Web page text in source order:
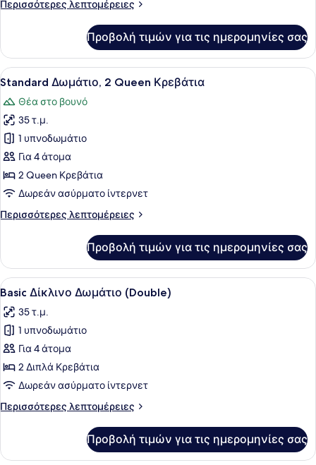
Κρεβάτι
Περισσότερες λεπτομέρειες
Περισσότερες
Δωμάτιο,
King
Προβολή τιμών για τις ημερομηνίες σας
Προβολή
όλων
των
φωτογραφιών
για
Standard
Δωμάτιο,
2
Queen
Κρεβάτια
Ένα δωμάτιο ξενοδοχείου με δύο
34
Standard Δωμάτιο, 2 Queen Κρεβάτια
Θέα στο βουνό
35 τ.μ.
1 υπνοδωμάτιο
Για 4 άτομα
2 Queen Κρεβάτια
Δωρεάν ασύρματο ίντερνετ
Περισσότερες λεπτομέρειες
Περισσότερες
Δωμάτιο,
Queen
Προβολή τιμών για τις ημερομηνίες σας
Προβολή
όλων
των
φωτογραφιών
για
Basic
Δίκλινο
Δωμάτιο
(Double)
Ένα δωμάτιο ξενοδοχείου με ένα
29
Basic Δίκλινο Δωμάτιο (Double)
35 τ.μ.
1 υπνοδωμάτιο
Για 4 άτομα
2 Διπλά Κρεβάτια
Δωρεάν ασύρματο ίντερνετ
Περισσότερες λεπτομέρειες
Περισσότερες
Δίκλινο
Προβολή τιμών για τις ημερομηνίες σας